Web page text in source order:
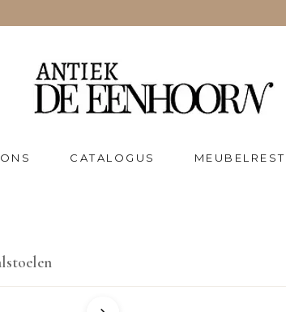
CATALOGUS